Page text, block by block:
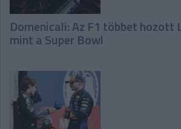
Domenicali: Az F1 többet hozott
mint a Super Bowl